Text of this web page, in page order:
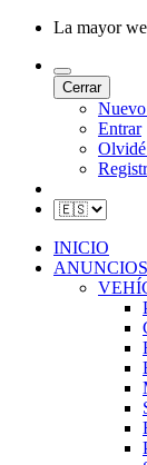
La mayor
Cerrar
Entrar
INICIO